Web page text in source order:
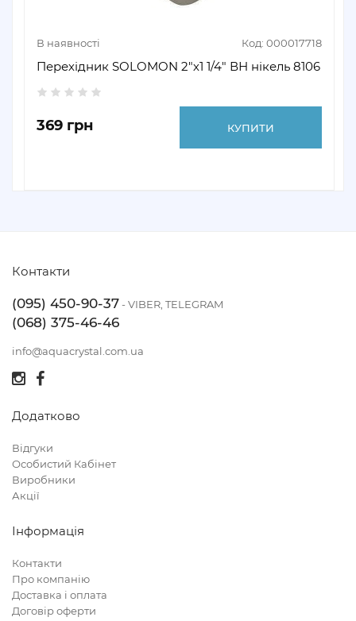
В наявності Код: 000017718
Перехідник SOLOMON 2"х1 1/4" ВН нікель 8106
369 грн КУПИТИ
Контакти
(095) 450-90-37- VIBER, TELEGRAM
(068) 375-46-46
info@aquacrystal.com.ua
Додатково
Відгуки
Особистий Кабінет
Виробники
Акції
Інформація
Контакти
Про компанію
Доставка і оплата
Договір оферти